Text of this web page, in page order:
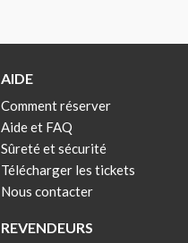
AIDE
Comment réserver
Aide et FAQ
Sûreté et sécurité
Télécharger les tickets
Nous contacter
REVENDEURS